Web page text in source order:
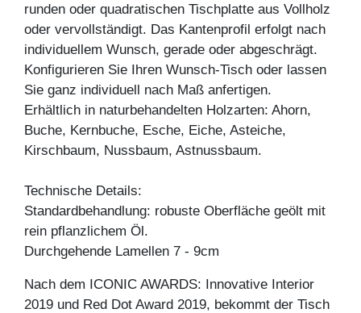
runden oder quadratischen Tischplatte aus Vollholz
oder vervollständigt. Das Kantenprofil erfolgt nach
individuellem Wunsch, gerade oder abgeschrägt.
Konfigurieren Sie Ihren Wunsch-Tisch oder lassen
Sie ganz individuell nach Maß anfertigen.
Erhältlich in naturbehandelten Holzarten: Ahorn,
Buche, Kernbuche, Esche, Eiche, Asteiche,
Kirschbaum, Nussbaum, Astnussbaum.
Technische Details:
Standardbehandlung: robuste Oberfläche geölt mit
rein pflanzlichem Öl.
Durchgehende Lamellen 7 - 9cm
Nach dem ICONIC AWARDS: Innovative Interior
2019 und Red Dot Award 2019, bekommt der Tisch